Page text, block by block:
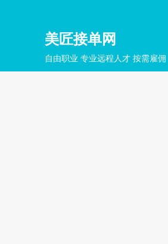
美匠接单网
自由职业 专业远程人才 按需雇佣